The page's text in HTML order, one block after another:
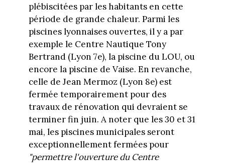
plébiscitées par les habitants en cette
période de grande chaleur. Parmi les
piscines lyonnaises ouvertes, il y a par
exemple le Centre Nautique Tony
Bertrand (Lyon 7e), la piscine du LOU, ou
encore la piscine de Vaise. En revanche,
celle de Jean Mermoz (Lyon 8e) est
fermée temporairement pour des
travaux de rénovation qui devraient se
terminer fin juin. A noter que les 30 et 31
mai, les piscines municipales seront
exceptionnellement fermées pour
"permettre l'ouverture du Centre